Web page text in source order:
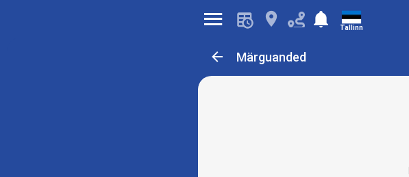
󰍜 󰍎 󰂚 Tallinn
󰁍 Märguanded